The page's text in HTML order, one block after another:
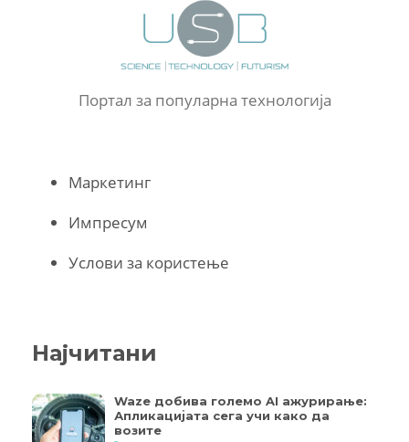
Портал за популарна технологија
Маркетинг
Импресум
Услови за користење
Најчитани
Waze добива големо AI ажурирање:
Апликацијата сега учи како да
возите